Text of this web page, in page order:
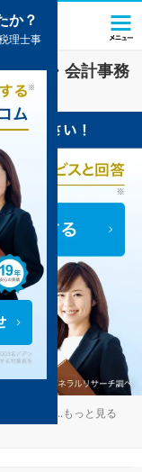
理士・会計事務
...もっと見る
か？
理士事